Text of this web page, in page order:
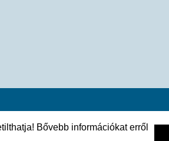
Bővebb információkat erről